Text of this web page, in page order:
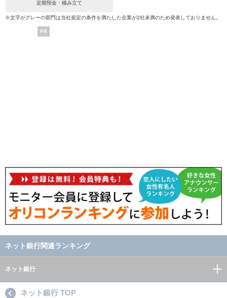
定期預金・積み立て
※文字がグレーの部門は当社規定の条件を満たした企業が2社未満のため発表しておりません。
PR
ネット銀行関連ランキング
ネット銀行
ネット銀行 TOP